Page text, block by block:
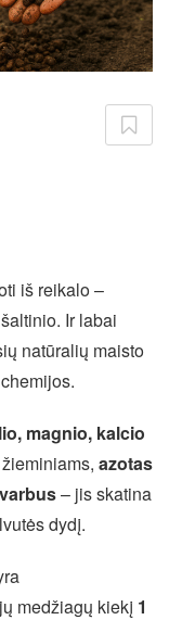
iš reikalo –
Ir labai
natūralių maisto
magnio, kalcio
azotas
– jis skatina
dydį.
medžiagų kiekį 1